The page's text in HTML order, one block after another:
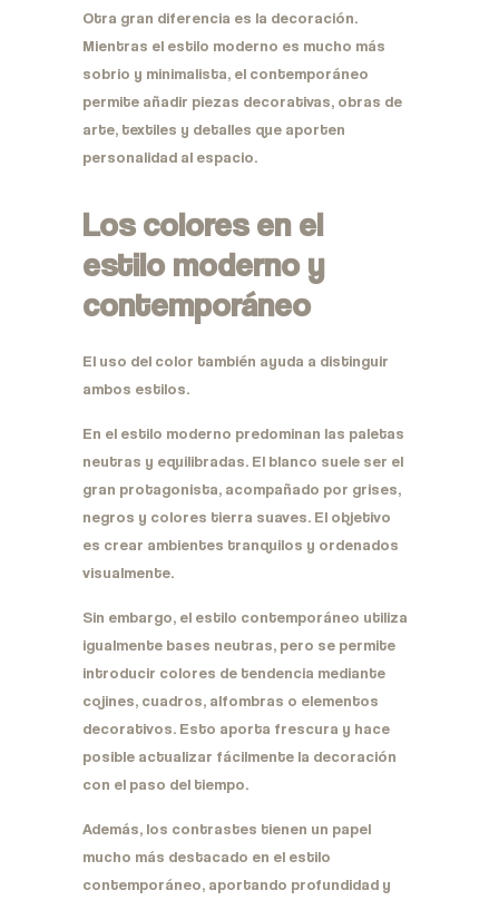
Otra gran diferencia es la decoración.
Mientras el estilo moderno es mucho más
sobrio y minimalista, el contemporáneo
permite añadir piezas decorativas, obras de
arte, textiles y detalles que aporten
personalidad al espacio.
Los colores en el
estilo moderno y
contemporáneo
El uso del color también ayuda a distinguir
ambos estilos.
En el estilo moderno predominan las paletas
neutras y equilibradas. El blanco suele ser el
gran protagonista, acompañado por grises,
negros y colores tierra suaves. El objetivo
es crear ambientes tranquilos y ordenados
visualmente.
Sin embargo, el estilo contemporáneo utiliza
igualmente bases neutras, pero se permite
introducir colores de tendencia mediante
cojines, cuadros, alfombras o elementos
decorativos. Esto aporta frescura y hace
posible actualizar fácilmente la decoración
con el paso del tiempo.
Además, los contrastes tienen un papel
mucho más destacado en el estilo
contemporáneo, aportando profundidad y